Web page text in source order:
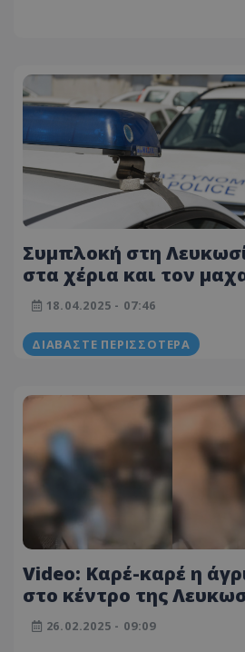
Συμπλοκή στη
στα χέρια και τον
νοσοκομείο δύο
18.04.2025 - 07:46
ΔΙΑΒΆΣΤΕ ΠΕΡΙΣΣΌΤΕΡΑ
Video: Καρέ-καρέ η
στο κέντρο της
για τα μαχαιρώματα
ευρώ
26.02.2025 - 09:09